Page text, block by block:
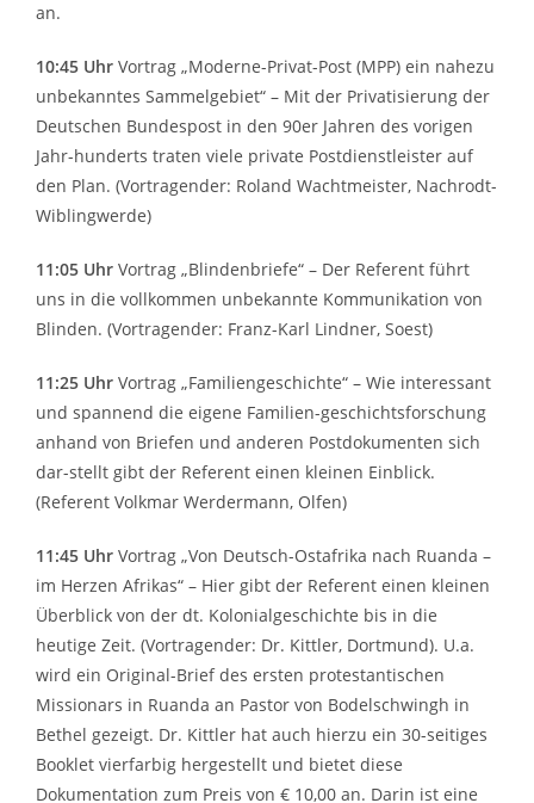
an.
10:45 Uhr Vortrag „Moderne-Privat-Post (MPP) ein nahezu
unbekanntes Sammelgebiet“ – Mit der Privatisierung der
Deutschen Bundespost in den 90er Jahren des vorigen
Jahr-hunderts traten viele private Postdienstleister auf
den Plan. (Vortragender: Roland Wachtmeister, Nachrodt-
Wiblingwerde)
11:05 Uhr Vortrag „Blindenbriefe“ – Der Referent führt
uns in die vollkommen unbekannte Kommunikation von
Blinden. (Vortragender: Franz-Karl Lindner, Soest)
11:25 Uhr Vortrag „Familiengeschichte“ – Wie interessant
und spannend die eigene Familien-geschichtsforschung
anhand von Briefen und anderen Postdokumenten sich
dar-stellt gibt der Referent einen kleinen Einblick.
(Referent Volkmar Werdermann, Olfen)
11:45 Uhr Vortrag „Von Deutsch-Ostafrika nach Ruanda –
im Herzen Afrikas“ – Hier gibt der Referent einen kleinen
Überblick von der dt. Kolonialgeschichte bis in die
heutige Zeit. (Vortragender: Dr. Kittler, Dortmund). U.a.
wird ein Original-Brief des ersten protestantischen
Missionars in Ruanda an Pastor von Bodelschwingh in
Bethel gezeigt. Dr. Kittler hat auch hierzu ein 30-seitiges
Booklet vierfarbig hergestellt und bietet diese
Dokumentation zum Preis von € 10,00 an. Darin ist eine